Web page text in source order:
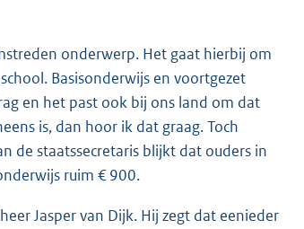
onderwerp. Het gaat hierbij om
Basisonderwijs en voortgezet
en het past ook bij ons land om dat
is, dan hoor ik dat graag. Toch
de staatssecretaris blijkt dat ouders in
ruim € 900.
Jasper van Dijk. Hij zegt dat eenieder